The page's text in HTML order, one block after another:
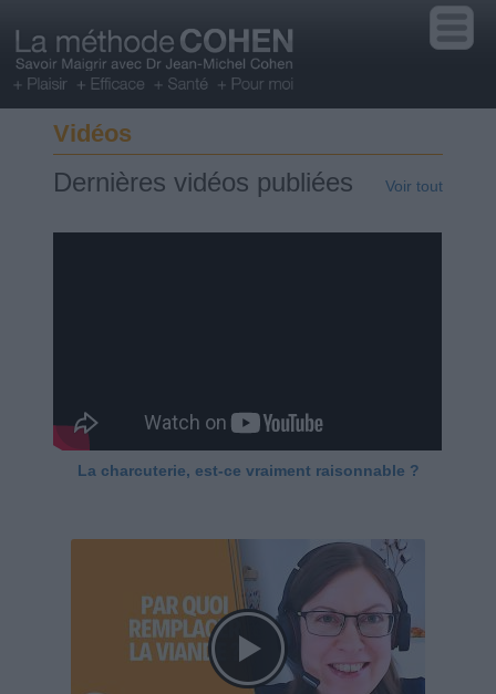
Vidéos
Dernières vidéos publiées Voir tout
La charcuterie, est-ce vraiment raisonnable ?